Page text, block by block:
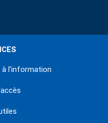
à l'information